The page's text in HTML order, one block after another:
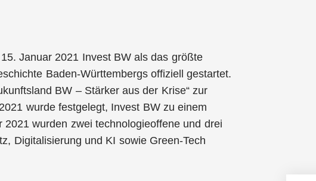
Januar 2021 Invest BW als das größte
Baden-Württembergs offiziell gestartet.
BW – Stärker aus der Krise“ zur
wurde festgelegt, Invest BW zu einem
wurden zwei technologieoffene und drei
Digitalisierung und KI sowie Green-Tech